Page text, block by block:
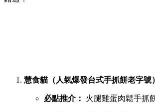
慧食貓（人氣爆發台式手抓餅老字號）
必點推介： 火腿雞蛋肉鬆手抓